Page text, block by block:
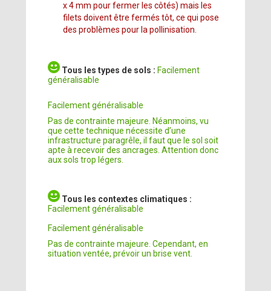
x 4 mm pour fermer les côtés) mais les
filets doivent être fermés tôt, ce qui pose
des problèmes pour la pollinisation.
Tous les types de sols : Facilement
généralisable
Facilement généralisable
Pas de contrainte majeure. Néanmoins, vu
que cette technique nécessite d’une
infrastructure paragrêle, il faut que le sol soit
apte à recevoir des ancrages. Attention donc
aux sols trop légers.
Tous les contextes climatiques :
Facilement généralisable
Facilement généralisable
Pas de contrainte majeure. Cependant, en
situation ventée, prévoir un brise vent.